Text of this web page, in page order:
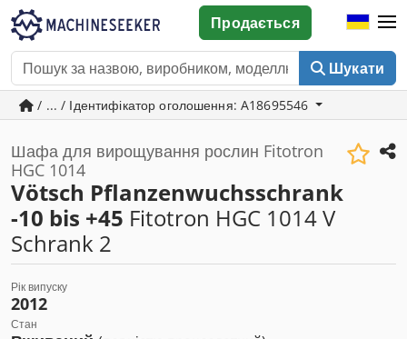
Шукати
Продається
/ ... / Ідентифікатор оголошення: A18695546
Шафа для вирощування рослин Fitotron
HGC 1014
Vötsch Pflanzenwuchsschrank
-10 bis +45 Fitotron HGC 1014 V
Schrank 2
Рік випуску
2012
Стан